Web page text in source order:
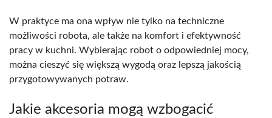
W praktyce ma ona wpływ nie tylko na techniczne
możliwości robota, ale także na komfort i efektywność
pracy w kuchni. Wybierając robot o odpowiedniej mocy,
można cieszyć się większą wygodą oraz lepszą jakością
przygotowywanych potraw.
Jakie akcesoria mogą wzbogacić